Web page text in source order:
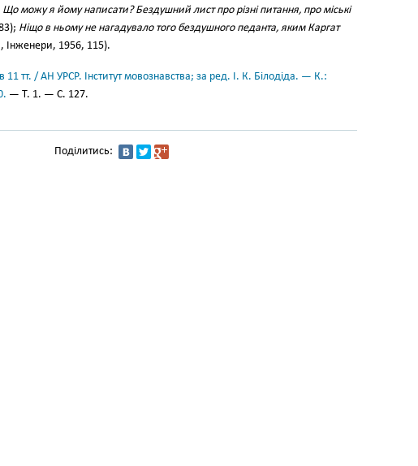
Що можу я йому написати? Бездушний лист про різні питання, про міські
Ніщо в ньому не нагадувало того бездушного педанта, яким Каргат
1956, 115).
11 тт. / АН УРСР. Інститут мовознавства; за ред. І. К. Білодіда. — К.:
— Т. 1. — С. 127.
Поділитись: